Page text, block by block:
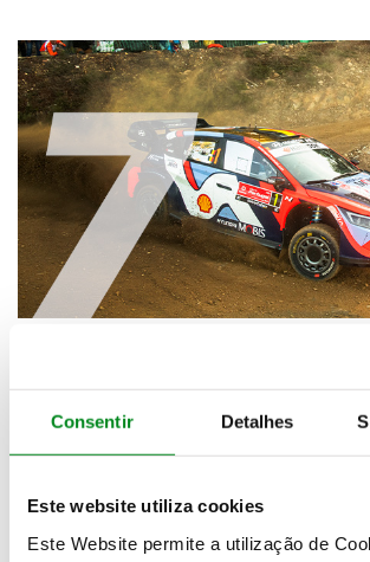
Consentir Detalhes
Este website utiliza cookies
Este Website permite a utilização de